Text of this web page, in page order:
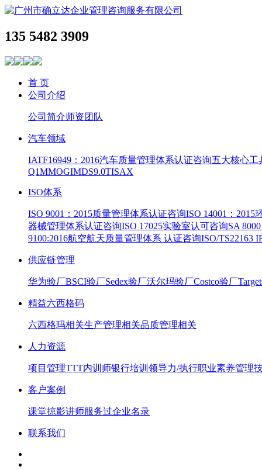
135 5482 3909
首 页
公司介绍
公司简介师资团队
汽车领域
IATF16949：2016汽车质量管理体系认证咨询五大核心工
Q1MMOGIMDS9.0TISAX
ISO体系
ISO 9001：2015质量管理体系认证咨询ISO 14001：2015
器械管理体系认证咨询ISO 17025实验室认可咨询SA
9100:2016航空航天质量管理体系 认证咨询ISO/TS22163
供应链管理
华为验厂BSCI验厂Sedex验厂沃尔玛验厂Costco验厂
精益六西格码
六西格玛相关生产管理相关品质管理相关
人力资源
项目管理TTT内训师银行培训 领导力/执行职业素养管理
客户案例
课堂掠影讲师服务过企业名录
联系我们